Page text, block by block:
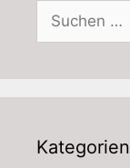
Suchen
nach:
Kategorien